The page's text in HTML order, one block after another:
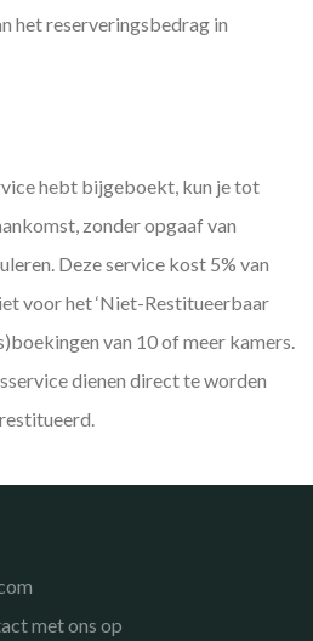
het reserveringsbedrag in
hebt bijgeboekt, kun je tot
zonder opgaaf van
Deze service kost 5% van
voor het ‘Niet-Restitueerbaar
van 10 of meer kamers.
dienen direct te worden
met ons op